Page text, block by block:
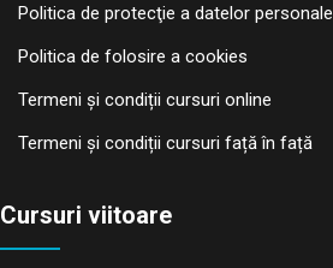
Politica de protecţie a datelor personale
Politica de folosire a cookies
Termeni și condiții cursuri online
Termeni și condiții cursuri față în față
Cursuri viitoare